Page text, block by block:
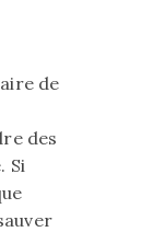
de
des
Si